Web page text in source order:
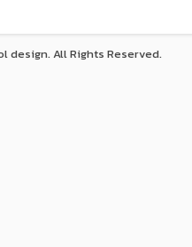
design. All Rights Reserved.